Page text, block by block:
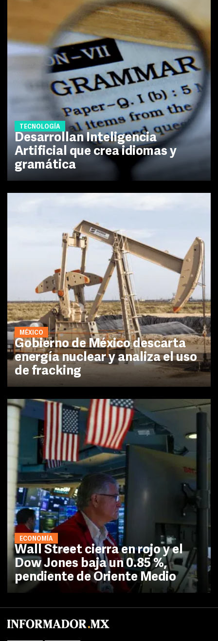
TECNOLOGÍA
Desarrollan Inteligencia
Artificial que crea idiomas y
gramática
MÉXICO
Gobierno de México descarta
energía nuclear y analiza el uso
de fracking
ECONOMÍA
Wall Street cierra en rojo y el
Dow Jones baja un 0.85 %,
pendiente de Oriente Medio